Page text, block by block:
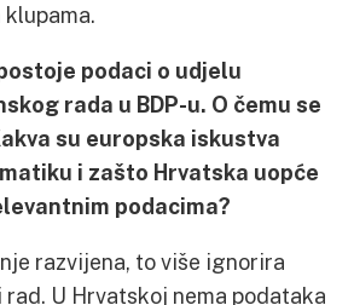
podaci o udjelu
rada u BDP-u. O čemu se
su europska iskustva
i zašto Hrvatska uopće
podacima?
razvijena, to više ignorira
U Hrvatskoj nema podataka